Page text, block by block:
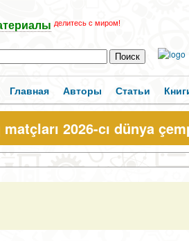
делитесь с миром!
Главная Авторы Статьи
matçları 2026-cı dünya